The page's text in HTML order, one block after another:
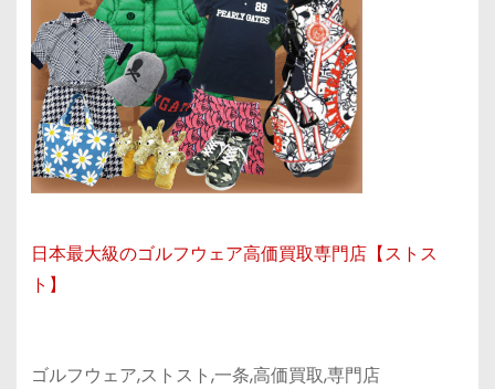
日本最大級のゴルフウェア高価買取専門店【ストス
ト】
ゴルフウェア,ストスト,一条,高価買取,専門店